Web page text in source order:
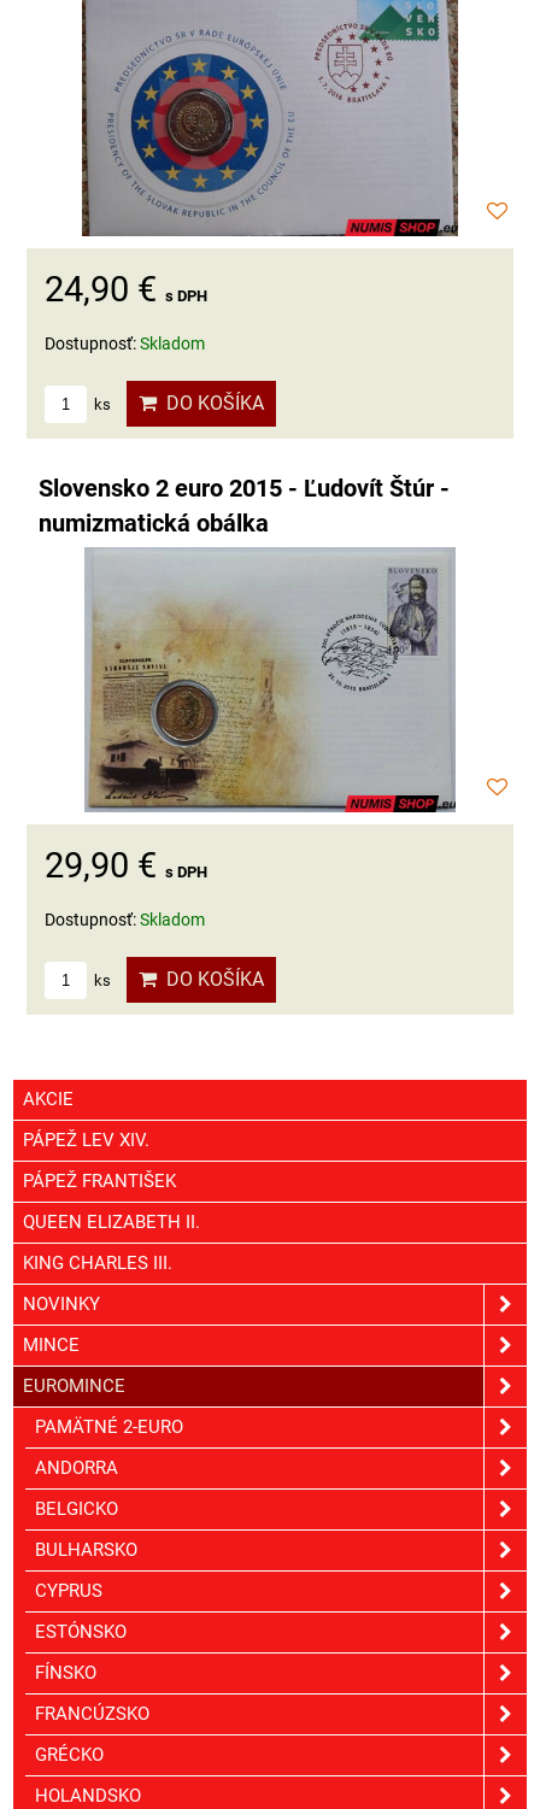
24,90 € s DPH
Dostupnosť:Skladom
ks DO KOŠÍKA
Slovensko 2 euro 2015 - Ľudovít Štúr -
numizmatická obálka
29,90 € s DPH
Dostupnosť:Skladom
ks DO KOŠÍKA
AKCIE
PÁPEŽ LEV XIV.
PÁPEŽ FRANTIŠEK
QUEEN ELIZABETH II.
KING CHARLES III.
NOVINKY
MINCE
EUROMINCE
PAMÄTNÉ 2-EURO
ANDORRA
BELGICKO
BULHARSKO
CYPRUS
ESTÓNSKO
FÍNSKO
FRANCÚZSKO
GRÉCKO
HOLANDSKO